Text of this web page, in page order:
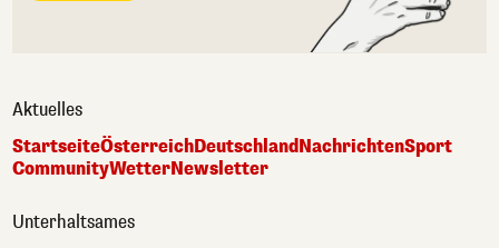
Aktuelles
StartseiteÖsterreichDeutschlandNachrichtenSport
CommunityWetterNewsletter
Unterhaltsames